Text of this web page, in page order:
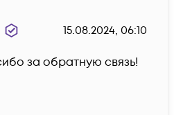
15.08.2024, 06:10
за обратную связь!